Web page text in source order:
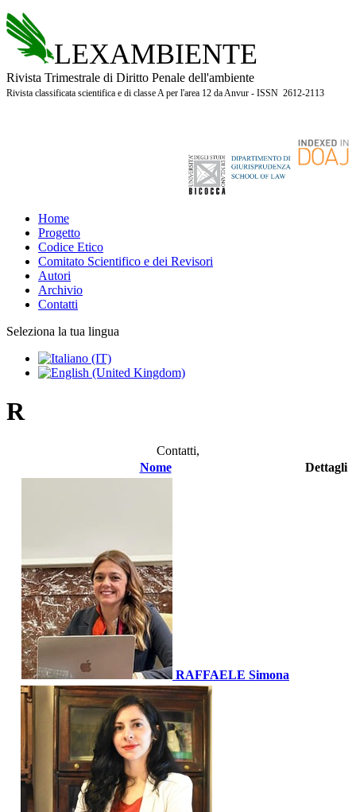
LEXAMBIENTE
Rivista Trimestrale di Diritto Penale dell'ambiente
Rivista classificata scientifica e di classe A per l'area 12 da Anvur - ISSN 2612-2113
Home
Progetto
Codice Etico
Comitato Scientifico e dei Revisori
Autori
Archivio
Contatti
Seleziona la tua lingua
R
Contatti,
Nome
Dettagli
RAFFAELE Simona